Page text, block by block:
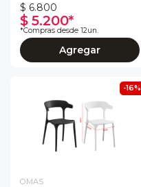
$ 6.800
$ 5.200*
*Compras desde 12un.
Agregar
-16%
OMAS